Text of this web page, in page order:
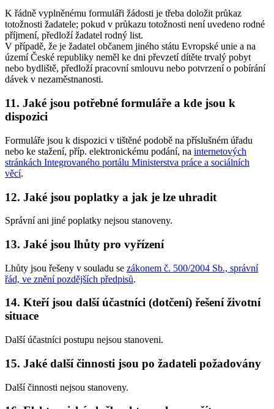
K řádně vyplněnému formuláři žádosti je třeba doložit průkaz
totožnosti žadatele; pokud v průkazu totožnosti není uvedeno rodné
příjmení, předloží žadatel rodný list.
V případě, že je žadatel občanem jiného státu Evropské unie a na
území České republiky neměl ke dni převzetí dítěte trvalý pobyt
nebo bydliště, předloží pracovní smlouvu nebo potvrzení o pobírání
dávek v nezaměstnanosti.
11. Jaké jsou potřebné formuláře a kde jsou k
dispozici
Formuláře jsou k dispozici v tištěné podobě na příslušném úřadu
nebo ke stažení, příp. elektronickému podání, na internetových
stránkách Integrovaného portálu Ministerstva práce a sociálních
věcí.
12. Jaké jsou poplatky a jak je lze uhradit
Správní ani jiné poplatky nejsou stanoveny.
13. Jaké jsou lhůty pro vyřízení
Lhůty jsou řešeny v souladu se zákonem č. 500/2004 Sb., správní
řád, ve znění pozdějších předpisů.
14. Kteří jsou další účastníci (dotčení) řešení životní
situace
Další účastníci postupu nejsou stanoveni.
15. Jaké další činnosti jsou po žadateli požadovány
Další činnosti nejsou stanoveny.